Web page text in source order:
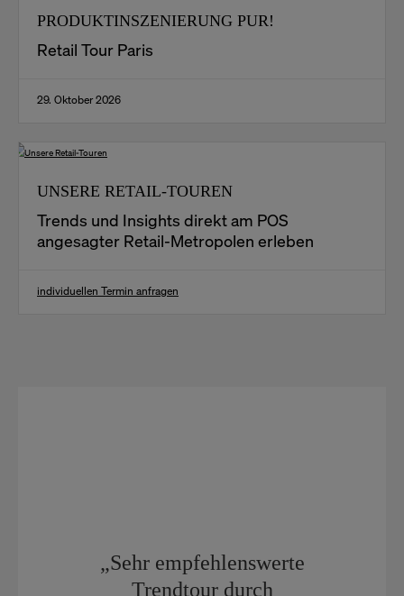
PRODUKTINSZENIERUNG PUR!
Retail Tour Paris
29. Oktober 2026
UNSERE RETAIL-TOUREN
Trends und Insights direkt am POS
angesagter Retail-Metropolen erleben
individuellen Termin anfragen
„Sehr empfehlenswerte
Trendtour durch